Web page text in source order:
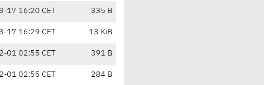
17 16:20 CET 335 B
17 16:29 CET 13 KiB
01 02:55 CET 391 B
01 02:55 CET 284 B